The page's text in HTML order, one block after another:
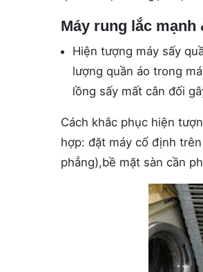
Máy rung lắc
Hiện tượng máy sấy
lượng quần áo trong
lồng sấy mất cân đối
Cách khắc phục hiện
hợp: đặt máy cố định
phẳng),bề mặt sàn cần